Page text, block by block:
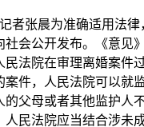
张晨为准确适用法律
会公开发布。《意见
法院在审理离婚案件
件，人民法院可以就
父母或者其他监护人
民法院应当结合涉未